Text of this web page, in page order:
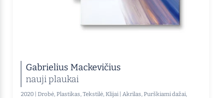
Gabrielius Mackevičius
nauji plaukai
2020 | Drobė, Plastikas, Tekstilė, Klijai | Akrilas, Purškiami dažai,